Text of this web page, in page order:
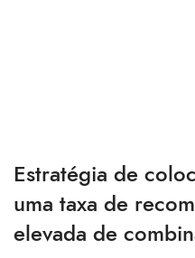
Estratégia de
uma taxa de
elevada de